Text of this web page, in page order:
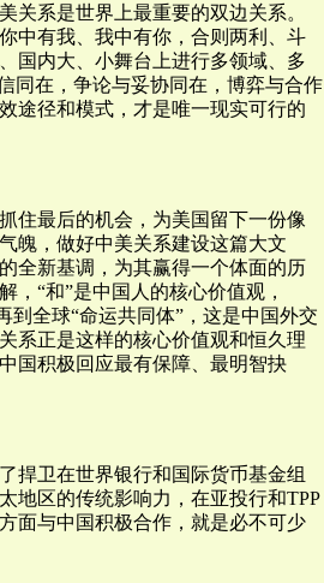
关系是世界上最重要的双边关系。
中有我、我中有你，合则两利、斗
国内大、小舞台上进行多领域、多
同在，争论与妥协同在，博弈与合作
途径和模式，才是唯一现实可行的
住最后的机会，为美国留下一份像
魄，做好中美关系建设这篇大文
全新基调，为其赢得一个体面的历
，“和”是中国人的核心价值观，
到全球“命运共同体”，这是中国外交
系正是这样的核心价值观和恒久理
国积极回应最有保障、最明智抉
捍卫在世界银行和国际货币基金组
地区的传统影响力，在亚投行和TPP
面与中国积极合作，就是必不可少